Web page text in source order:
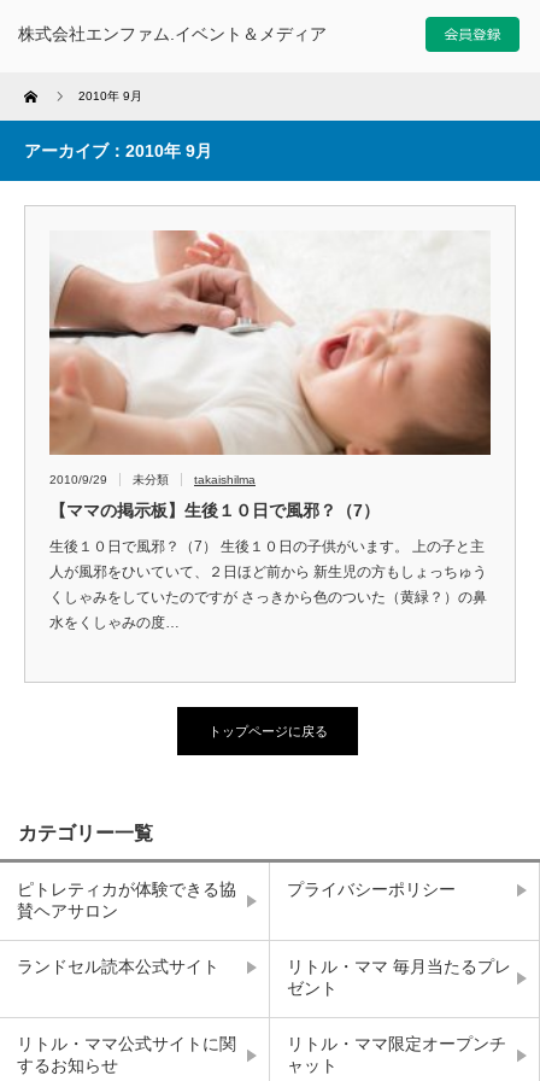
株式会社エンファム.イベント＆メディア
Home 2010年 9月
アーカイブ：2010年 9月
2010/9/29 未分類 takaishilma
【ママの掲示板】生後１０日で風邪？（7）
生後１０日で風邪？（7） 生後１０日の子供がいます。 上の子と主
人が風邪をひいていて、２日ほど前から 新生児の方もしょっちゅう
くしゃみをしていたのですが さっきから色のついた（黄緑？）の鼻
水をくしゃみの度…
トップページに戻る
カテゴリー一覧
ピトレティカが体験できる協
賛ヘアサロン
プライバシーポリシー
ランドセル読本公式サイト
リトル・ママ 毎月当たるプレ
ゼント
リトル・ママ公式サイトに関
するお知らせ
リトル・ママ限定オープンチ
ャット